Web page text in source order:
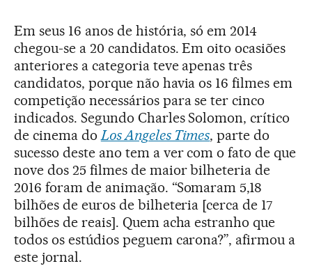
Em seus 16 anos de história, só em 2014
chegou-se a 20 candidatos. Em oito ocasiões
anteriores a categoria teve apenas três
candidatos, porque não havia os 16 filmes em
competição necessários para se ter cinco
indicados. Segundo Charles Solomon, crítico
de cinema doLos Angeles Times, parte do
sucesso deste ano tem a ver com o fato de que
nove dos 25 filmes de maior bilheteria de
2016 foram de animação. “Somaram 5,18
bilhões de euros de bilheteria [cerca de 17
bilhões de reais]. Quem acha estranho que
todos os estúdios peguem carona?”, afirmou a
este jornal.